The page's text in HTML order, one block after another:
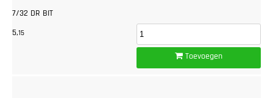
7/32 DR BIT
5,15
Toevoegen